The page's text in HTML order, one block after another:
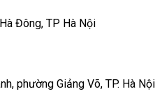
Đông, TP Hà Nội
phường Giảng Võ, TP. Hà Nội